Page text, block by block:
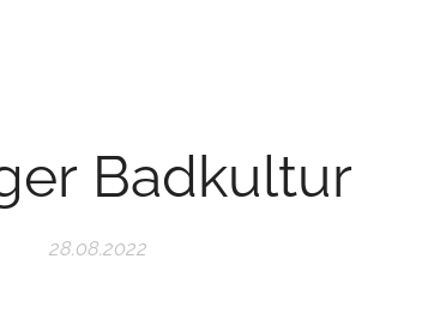
Badkultur
28.08.2022